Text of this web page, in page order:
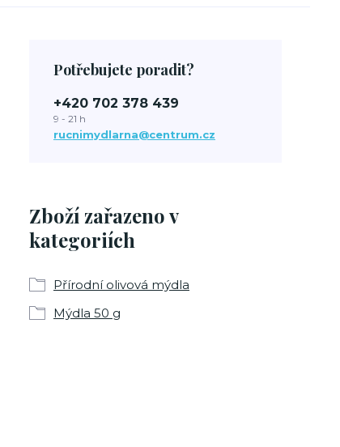
Zboží zařazeno v
kategoriích
Přírodní olivová mýdla
Mýdla 50 g
Potřebujete poradit?
+420 702 378 439
9 - 21 h
rucnimydlarna@centrum.cz